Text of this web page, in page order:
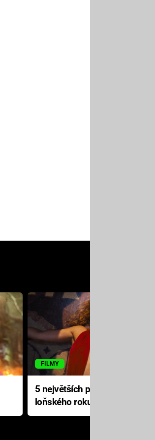
FILMY
5 největších propadáků
loňského roku: Disney na
jediné katastrofě prodělal 200